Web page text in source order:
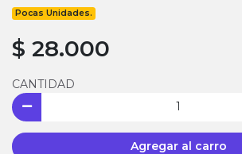
Pocas Unidades.
$ 28.000
CANTIDAD
Agregar al carro